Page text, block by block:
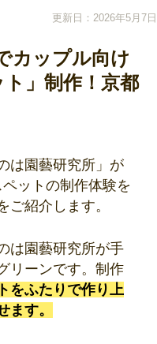
更新日：2026年5月7日
カップル向け
ト」制作！京都
は園藝研究所」が
ットの制作体験を
ご紹介します。
は園藝研究所が手
リーンです。制作
をふたりで作り上
ます。